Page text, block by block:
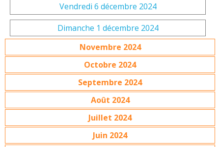
Vendredi 6 décembre 2024
Dimanche 1 décembre 2024
Novembre 2024
Octobre 2024
Septembre 2024
Août 2024
Juillet 2024
Juin 2024